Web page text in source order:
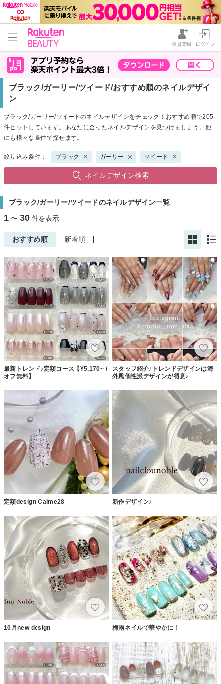
会員登録 ログイン
ブラック/ガーリー/ツイード/おすすめ順のネイルデザイ
ン
ブラック/ガーリー/ツイードのネイルデザインをチェック！おすすめ順で205
件ヒットしています。あなたに合ったネイルデザインを見つけましょう。他
にも様々な条件で探せます。
絞り込み条件： ブラック ガーリー ツイード
ネイルデザイン検索
ブラック/ガーリー/ツイードのネイルデザイン一覧
1 〜 30 件を表示
おすすめ順 新着順
最新トレンド♪定額コース【¥5,170~ /
オフ無料】
スタッフ紹介♪トレンドデザインは海
外風個性派デザインが得意♪
定額design:Calme28 新作デザイン♪
10月new design 梅雨ネイルで華やかに！